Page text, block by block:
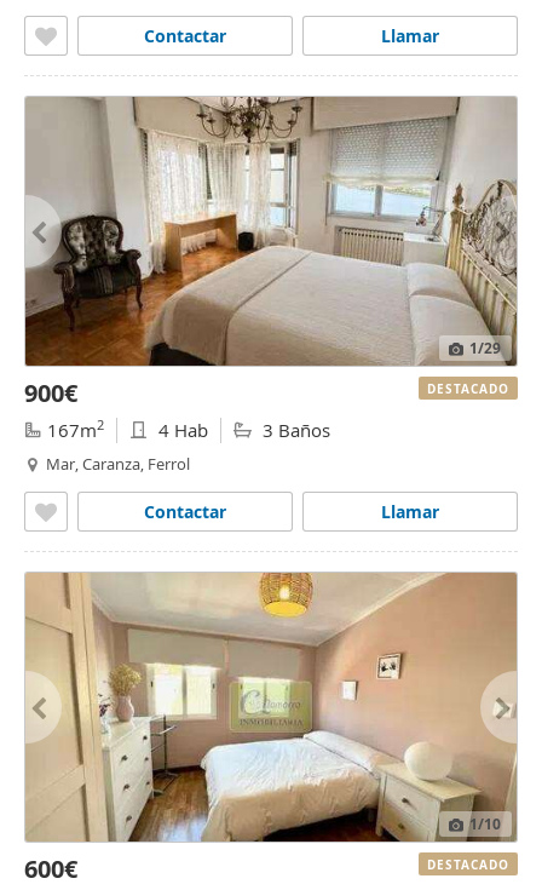
Llamar
Contactar
1/29
900€
167m2 4 Hab 3 Baños
Mar, Caranza, Ferrol
Llamar
Contactar
DESTACADO
1/10
600€ DESTACADO